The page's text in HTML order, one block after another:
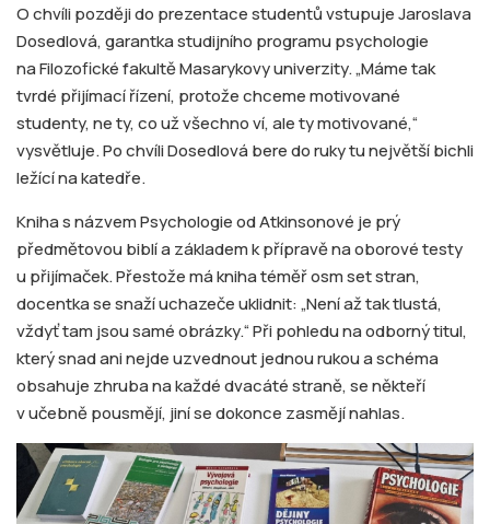
O chvíli později do prezentace studentů vstupuje Jaroslava
Dosedlová, garantka studijního programu psychologie
na Filozofické fakultě Masarykovy univerzity. „Máme tak
tvrdé přijímací řízení, protože chceme motivované
studenty, ne ty, co už všechno ví, ale ty motivované,“
vysvětluje. Po chvíli Dosedlová bere do ruky tu největší bichli
ležící na katedře.
Kniha s názvem Psychologie od Atkinsonové je prý
předmětovou biblí a základem k přípravě na oborové testy
u přijímaček. Přestože má kniha téměř osm set stran,
docentka se snaží uchazeče uklidnit: „Není až tak tlustá,
vždyť tam jsou samé obrázky.“ Při pohledu na odborný titul,
který snad ani nejde uzvednout jednou rukou a schéma
obsahuje zhruba na každé dvacáté straně, se někteří
v učebně pousmějí, jiní se dokonce zasmějí nahlas.